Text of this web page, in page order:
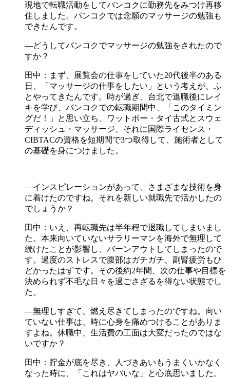
現地で転職活動をしてバンコクに勤務先をみつけ再移
住しました。バンコクでは念願のマッサージの勉強も
できたんです。
―どうしてバンコクでマッサージの勉強をされたので
すか？
田中：まず、展覧会の仕事をしていた20代後半のある
日、「マッサージの仕事をしたい」という考えが、ふ
とやってきたんです。時が過ぎ、台北で退職後にレイ
キを学び、バンコクでの転職期間中、「このタイミン
グだ！」と思い立ち、ワットポー・タイ古式とスウェ
ディッシュ・マッサージ、それに国際ライセンス・
CIBTACの資格を短期間で3つ取得して、施術者として
の基礎を身につけました。
―インスピレーションがあって、さまざまな技術を身
に着けたのですね。それを新しい就職先で活かしたの
でしょうか？
田中：いえ、再転職先は半年程で退職してしまいまし
た。本来向いていないサラリーマンを海外で無理して
続けたことが影響し、バーンアウトしてしまったので
す。過度のストレスで腹部はガチガチ、副腎疲労もひ
どかったはずです。その後約2年間、次の仕事や目標を
決められず不毛な日々を過ごさざるを得ない状態でし
た。
―無理しすぎて、燃え尽きてしまったのですね。向い
ていない仕事は、時に心身を痛めつけることがありま
すよね。休職中、生活費の工面は大変だったのではな
いですか？
田中：貯金が底を尽き、人づきあいもうまくいかなく
なった時に、「これはヤバいな」と心底思いました。